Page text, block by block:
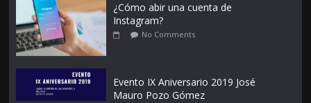
¿Cómo abir una cuenta de
Instagram?
No Comments
Evento IX Aniversario 2019 José
Mauro Pozo Gómez